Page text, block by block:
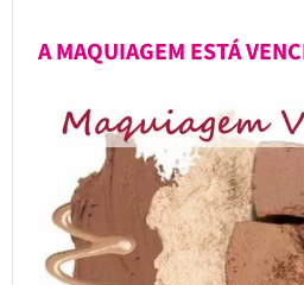
A MAQUIAGEM ESTÁ